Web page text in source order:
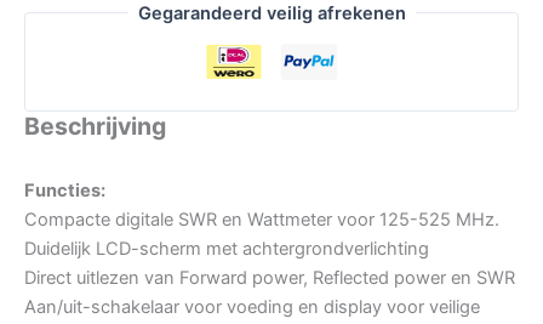
Gegarandeerd veilig afrekenen
Beschrijving
Functies:
Compacte digitale SWR en Wattmeter voor 125-525 MHz.
Duidelijk LCD-scherm met achtergrondverlichting
Direct uitlezen van Forward power, Reflected power en SWR
Aan/uit-schakelaar voor voeding en display voor veilige